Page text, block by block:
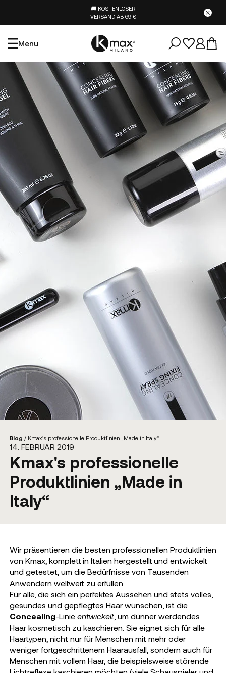
🚚 KOSTENLOSER
VERSAND AB 69 €
Menu
Blog / Kmax's professionelle Produktlinien „Made in Italy“
14. FEBRUAR 2019
Kmax's professionelle
Produktlinien „Made in
Italy“
Wir präsentieren die besten professionellen Produktlinien
von Kmax, komplett in Italien hergestellt und entwickelt
und getestet, um die Bedürfnisse von Tausenden
Anwendern weltweit zu erfüllen.
Für alle, die sich ein perfektes Aussehen und stets volles,
gesundes und gepflegtes Haar wünschen, ist die
Concealing-Linie entwickelt, um dünner werdendes
Haar kosmetisch zu kaschieren. Sie eignet sich für alle
Haartypen, nicht nur für Menschen mit mehr oder
weniger fortgeschrittenem Haarausfall, sondern auch für
Menschen mit vollem Haar, die beispielsweise störende